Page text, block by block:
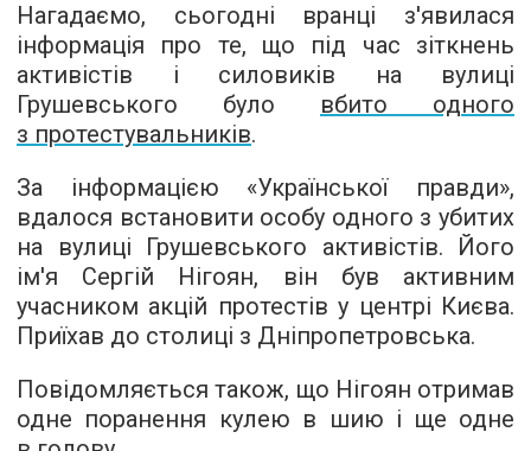
Нагадаємо, сьогодні вранці з'явилася
інформація про те, що під час зіткнень
активістів і силовиків на вулиці
Грушевського було вбито одного
з протестувальників.
За інформацією «Української правди»,
вдалося встановити особу одного з убитих
на вулиці Грушевського активістів. Його
ім'я Сергій Нігоян, він був активним
учасником акцій протестів у центрі Києва.
Приїхав до столиці з Дніпропетровська.
Повідомляється також, що Нігоян отримав
одне поранення кулею в шию і ще одне